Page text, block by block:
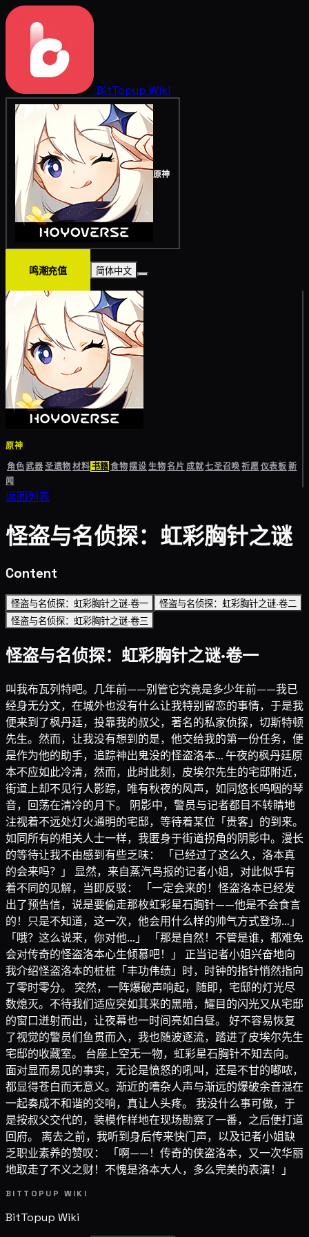
BitTopup Wiki
原神
鸣潮充值 简体中文
原神
角色武器圣遗物材料书籍食物摆设生物名片成就七圣召唤祈愿仪表板新
闻
返回列表
怪盗与名侦探：虹彩胸针之谜
Content
怪盗与名侦探：虹彩胸针之谜·卷一
怪盗与名侦探：虹彩胸针之谜·卷二
怪盗与名侦探：虹彩胸针之谜·卷三
怪盗与名侦探：虹彩胸针之谜·卷一
叫我布瓦列特吧。几年前——别管它究竟是多少年前——我已
经身无分文，在城外也没有什么让我特别留恋的事情，于是我
便来到了枫丹廷，投靠我的叔父，著名的私家侦探，切斯特顿
先生。然而，让我没有想到的是，他交给我的第一份任务，便
是作为他的助手，追踪神出鬼没的怪盗洛本… 午夜的枫丹廷原
本不应如此冷清，然而，此时此刻，皮埃尔先生的宅邸附近，
街道上却不见行人影踪，唯有秋夜的风声，如同悠长呜咽的琴
音，回荡在清冷的月下。 阴影中，警员与记者都目不转睛地
注视着不远处灯火通明的宅邸，等待着某位「贵客」的到来。
如同所有的相关人士一样，我匿身于街道拐角的阴影中。漫长
的等待让我不由感到有些乏味： 「已经过了这么久，洛本真
的会来吗？」 显然，来自蒸汽鸟报的记者小姐，对此似乎有
着不同的见解，当即反驳： 「一定会来的！怪盗洛本已经发
出了预告信，说是要偷走那枚虹彩星石胸针——他是不会食言
的！只是不知道，这一次，他会用什么样的帅气方式登场…」
「哦？这么说来，你对他…」 「那是自然！不管是谁，都难免
会对传奇的怪盗洛本心生倾慕吧！」 正当记者小姐兴奋地向
我介绍怪盗洛本的桩桩「丰功伟绩」时，时钟的指针悄然指向
了零时零分。 突然，一阵爆破声响起，随即，宅邸的灯光尽
数熄灭。不待我们适应突如其来的黑暗，耀目的闪光又从宅邸
的窗口迸射而出，让夜幕也一时间亮如白昼。 好不容易恢复
了视觉的警员们鱼贯而入，我也随波逐流，踏进了皮埃尔先生
宅邸的收藏室。 台座上空无一物，虹彩星石胸针不知去向。
面对显而易见的事实，无论是愤怒的吼叫，还是不甘的嘟哝，
都显得苍白而无意义。渐近的嘈杂人声与渐远的爆破余音混在
一起奏成不和谐的交响，真让人头疼。 我没什么事可做，于
是按叔父交代的，装模作样地在现场勘察了一番，之后便打道
回府。 离去之前，我听到身后传来快门声，以及记者小姐缺
乏职业素养的赞叹： 「啊——！传奇的侠盗洛本，又一次华丽
地取走了不义之财！不愧是洛本大人，多么完美的表演！」
BITTOPUP WIKI
BitTopup Wiki